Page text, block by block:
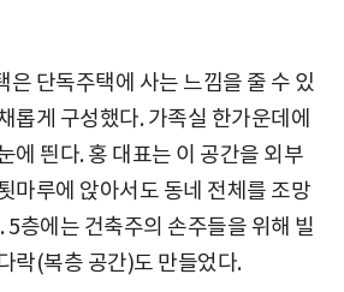
은 단독주택에 사는 느낌을 줄 수 있
롭게 구성했다. 가족실 한가운데에
에 띈다. 홍 대표는 이 공간을 외부
마루에 앉아서도 동네 전체를 조망
5층에는 건축주의 손주들을 위해 빌
락(복층 공간)도 만들었다.